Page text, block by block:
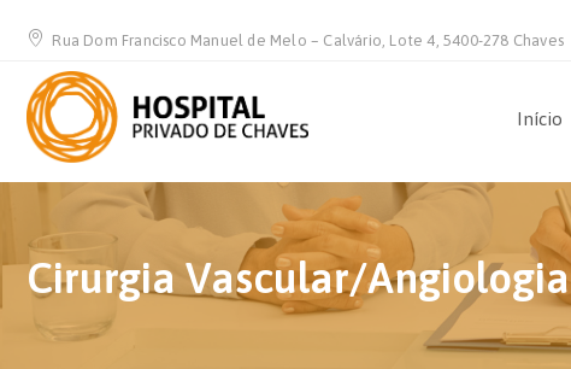
Rua Dom Francisco Manuel de Melo – Calvário, Lote 4, 5400-278 Chaves
Início
Cirurgia Vascular/Angiologia